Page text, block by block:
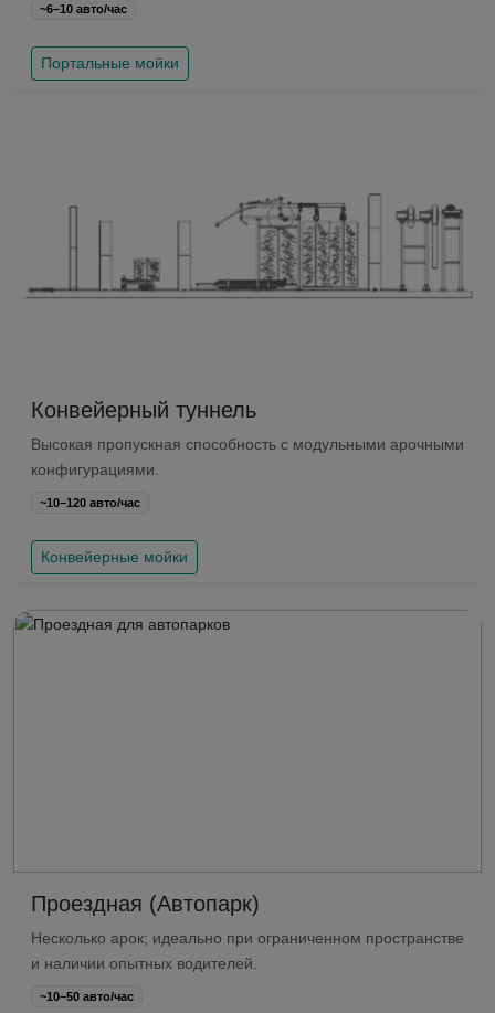
~6–10 авто/час
Портальные мойки
Конвейерный туннель
Высокая пропускная способность с модульными арочными
конфигурациями.
~10–120 авто/час
Конвейерные мойки
Проездная (Автопарк)
Несколько арок; идеально при ограниченном пространстве
и наличии опытных водителей.
~10–50 авто/час